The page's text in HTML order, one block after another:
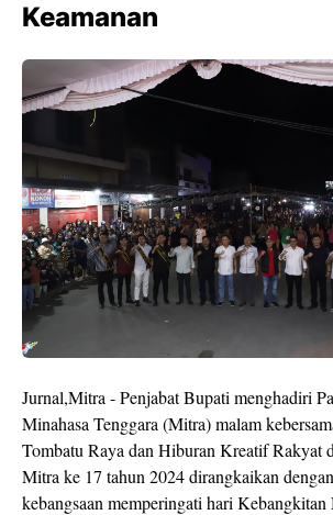
Keamanan
Jurnal,Mitra - Penjabat Bupati menghadiri
Minahasa Tenggara (Mitra) malam
Tombatu Raya dan Hiburan Kreatif Rakyat
Mitra ke 17 tahun 2024 dirangkaikan
kebangsaan memperingati hari